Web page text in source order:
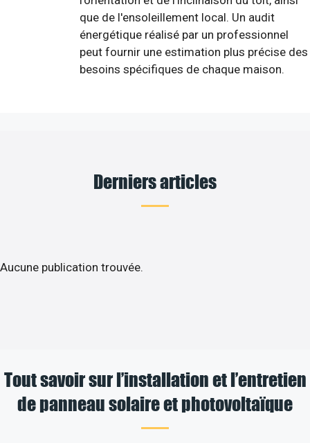
que de l'ensoleillement local. Un audit
énergétique réalisé par un professionnel
peut fournir une estimation plus précise des
besoins spécifiques de chaque maison.
Derniers articles
Aucune publication trouvée.
Tout savoir sur l’installation et l’entretien
de panneau solaire et photovoltaïque